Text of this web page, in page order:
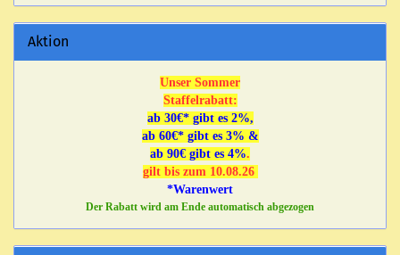
Aktion
Unser Sommer
Staffelrabatt:
ab 30€* gibt es 2%,
ab 60€* gibt es 3% &
ab 90€ gibt es 4%.
gilt bis zum 10.08.26
*Warenwert
Der Rabatt wird am Ende automatisch abgezogen